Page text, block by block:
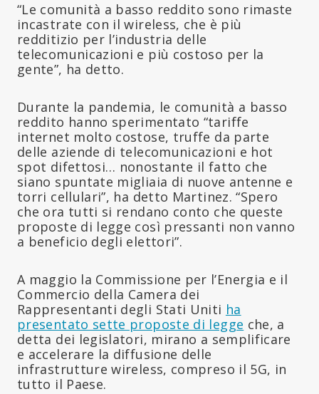
“Le comunità a basso reddito sono rimaste
incastrate con il wireless, che è più
redditizio per l’industria delle
telecomunicazioni e più costoso per la
gente”, ha detto.
Durante la pandemia, le comunità a basso
reddito hanno sperimentato “tariffe
internet molto costose, truffe da parte
delle aziende di telecomunicazioni e hot
spot difettosi… nonostante il fatto che
siano spuntate migliaia di nuove antenne e
torri cellulari”, ha detto Martinez. “Spero
che ora tutti si rendano conto che queste
proposte di legge così pressanti non vanno
a beneficio degli elettori”.
A maggio la Commissione per l’Energia e il
Commercio della Camera dei
Rappresentanti degli Stati Uniti ha
presentato sette proposte di legge che, a
detta dei legislatori, mirano a semplificare
e accelerare la diffusione delle
infrastrutture wireless, compreso il 5G, in
tutto il Paese.